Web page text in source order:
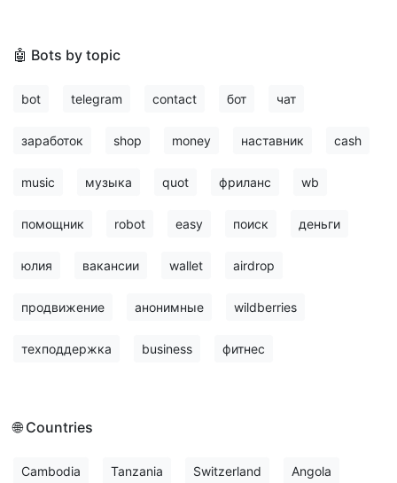
🤖 Bots by topic
bot telegram contact бот чат
заработок shop money наставник cash
music музыка quot фриланс wb
помощник robot easy поиск деньги
юлия вакансии wallet airdrop
продвижение анонимные wildberries
техподдержка business фитнес
🌐 Countries
Cambodia Tanzania Switzerland Angola